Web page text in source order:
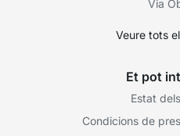
Via
Veure tots
Et pot
Estat
Condicions de